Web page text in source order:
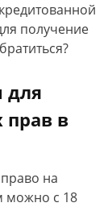
получение
для
прав в
на
можно с 18